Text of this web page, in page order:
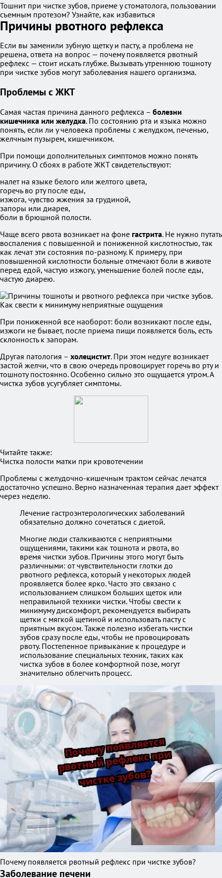
Тошнит при чистке зубов, приеме у стоматолога, пользовании
съемным протезом? Узнайте, как избавиться
Причины рвотного рефлекса
Если вы заменили зубную щетку и пасту, а проблема не
решена, ответа на вопрос — почему появляется рвотный
рефлекс — стоит искать глубже. Вызывать утреннюю тошноту
при чистке зубов могут заболевания нашего организма.
Проблемы с ЖКТ
Самая частая причина данного рефлекса – болезни
кишечника или желудка. По состоянию рта и языка можно
понять, если ли у человека проблемы с желудком, печенью,
желчным пузырем, кишечником.
При помощи дополнительных симптомов можно понять
причину. О сбоях в работе ЖКТ свидетельствуют:
налет на языке белого или желтого цвета,
горечь во рту после еды,
изжога, чувство жжения за грудиной,
запоры или диарея,
боли в брюшной полости.
Чаще всего рвота возникает на фоне гастрита. Не нужно путать
воспаления с повышенной и пониженной кислотностью, так
как лечат эти состояния по-разному. К примеру, при
повышенной кислотности больные отмечают боли в животе
перед едой, частую изжогу, уменьшение болей после еды,
частую диарею.
При пониженной все наоборот: боли возникают после еды,
изжоги не бывает, после приема пищи появляется боль, есть
склонность к запорам.
Другая патология – холецистит. При этом недуге возникает
застой желчи, что в свою очередь провоцирует горечь во рту и
тошноту постоянно. Особенно сильно это ощущается утром. А
чистка зубов усугубляет симптомы.
Читайте также:
Чистка полости матки при кровотечении
Проблемы с желудочно-кишечным трактом сейчас лечатся
достаточно успешно. Верно назначенная терапия дает эффект
через неделю.
Лечение гастроэнтерологических заболеваний
обязательно должно сочетаться с диетой.
Многие люди сталкиваются с неприятными
ощущениями, такими как тошнота и рвота, во
время чистки зубов. Причины этого могут быть
различными: от чувствительности глотки до
рвотного рефлекса, который у некоторых людей
проявляется более ярко. Часто это связано с
использованием слишком больших щеток или
неправильной техники чистки. Чтобы свести к
минимуму дискомфорт, рекомендуется выбирать
щетки с мягкой щетиной и использовать пасту с
приятным вкусом. Также полезно избегать чистки
зубов сразу после еды, чтобы не провоцировать
рвоту. Постепенное привыкание к процедуре и
использование специальных техник, таких как
чистка зубов в более комфортной позе, могут
значительно облегчить процесс.
Почему появляется рвотный рефлекс при чистке зубов?
Заболевание печени